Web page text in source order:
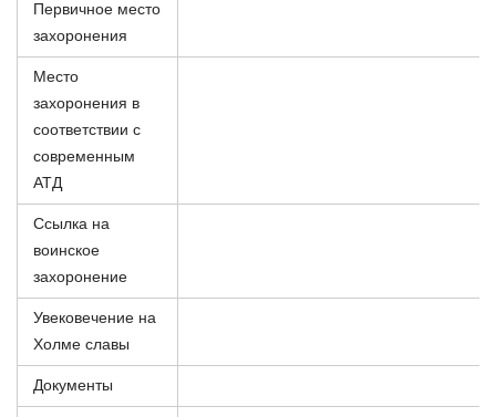
Первичное место
захоронения
Место
захоронения в
соответствии с
современным
АТД
Ссылка на
воинское
захоронение
Увековечение на
Холме славы
Документы